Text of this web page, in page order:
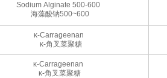
Sodium Alginate 500-600
海藻酸钠500~600
κ-Carrageenan
κ-角叉菜聚糖
κ-Carrageenan
κ-角叉菜聚糖